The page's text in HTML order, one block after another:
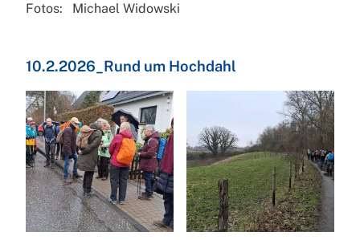
Fotos: Michael Widowski
10.2.2026_Rund um Hochdahl